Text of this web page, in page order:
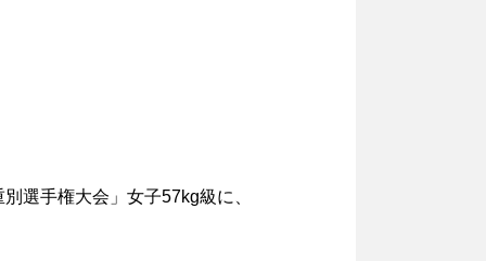
選手権大会」女子57kg級に、